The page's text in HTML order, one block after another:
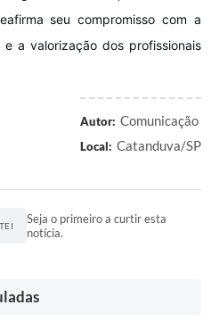
seu compromisso com a
a valorização dos profissionais
Autor: Comunicação
Local: Catanduva/SP
Seja o primeiro a curtir esta
notícia.